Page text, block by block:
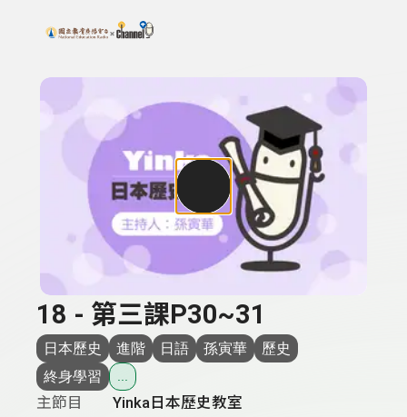
上方功能區塊
搜尋關鍵字：可輸入節目名稱、主持人或關鍵字
18 - 第三課P30~31
日本歷史 進階 日語 孫寅華
歷史
終身學習
...
主節目
Yinka日本歷史教室